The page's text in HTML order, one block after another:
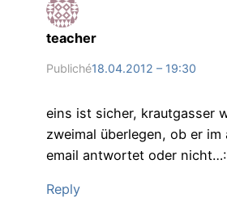
teacher
Publiché18.04.2012 – 19:30
eins ist sicher, krautgasser
zweimal überlegen, ob er
email antwortet oder
Reply